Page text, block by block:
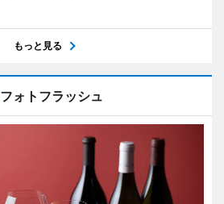
もっと見る
フォトフラッシュ